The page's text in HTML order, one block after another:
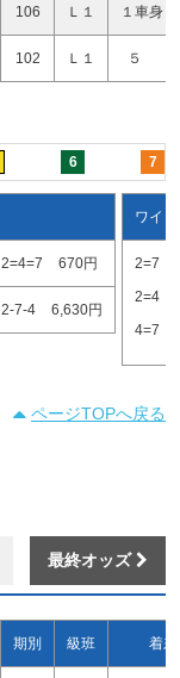
106 Ｌ１ １車身
102 Ｌ１ ５
6 7
2=4=7 670円
2-7-4 6,630円
ワイド
2=7
2=4
4=7
ページTOPへ戻る
最終オッズ
期別 級班 着差